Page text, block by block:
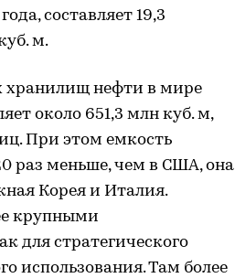
составляет 19,3
м.
хранилищ нефти в мире
около 651,3 млн куб. м,
При этом емкость
раз меньше, чем в США, она
Корея и Италия.
крупными
для стратегического
использования. Там более